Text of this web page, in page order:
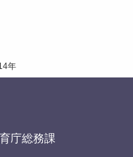
年
庁総務課